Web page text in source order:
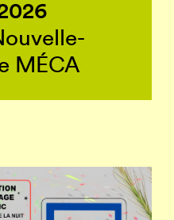
MÉCA